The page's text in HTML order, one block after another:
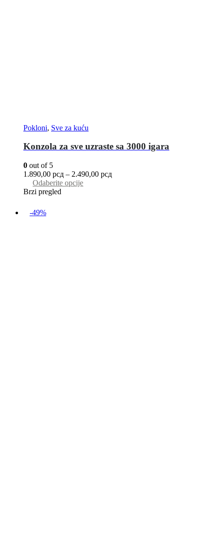
Pokloni, Sve za kuću
Konzola za sve uzraste sa 3000 igara
0 out of 5
1.890,00 рсд – 2.490,00 рсд
Odaberite opcije
Brzi pregled
-49%